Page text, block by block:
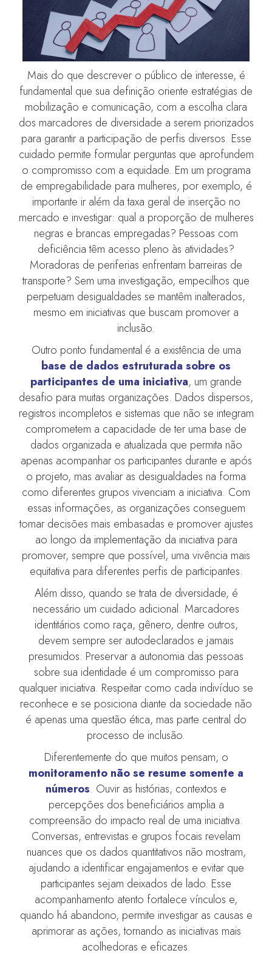
Mais do que descrever o público de interesse, é
fundamental que sua definição oriente estratégias de
mobilização e comunicação, com a escolha clara
dos marcadores de diversidade a serem priorizados
para garantir a participação de perfis diversos. Esse
cuidado permite formular perguntas que aprofundem
o compromisso com a equidade. Em um programa
de empregabilidade para mulheres, por exemplo, é
importante ir além da taxa geral de inserção no
mercado e investigar: qual a proporção de mulheres
negras e brancas empregadas? Pessoas com
deficiência têm acesso pleno às atividades?
Moradoras de periferias enfrentam barreiras de
transporte? Sem uma investigação, empecilhos que
perpetuam desigualdades se mantêm inalterados,
mesmo em iniciativas que buscam promover a
inclusão.
Outro ponto fundamental é a existência de uma
base de dados estruturada sobre os
participantes de uma iniciativa, um grande
desafio para muitas organizações. Dados dispersos,
registros incompletos e sistemas que não se integram
comprometem a capacidade de ter uma base de
dados organizada e atualizada que permita não
apenas acompanhar os participantes durante e após
o projeto, mas avaliar as desigualdades na forma
como diferentes grupos vivenciam a iniciativa. Com
essas informações, as organizações conseguem
tomar decisões mais embasadas e promover ajustes
ao longo da implementação da iniciativa para
promover, sempre que possível, uma vivência mais
equitativa para diferentes perfis de participantes.
Além disso, quando se trata de diversidade, é
necessário um cuidado adicional. Marcadores
identitários como raça, gênero, dentre outros,
devem sempre ser autodeclarados e jamais
presumidos. Preservar a autonomia das pessoas
sobre sua identidade é um compromisso para
qualquer iniciativa. Respeitar como cada indivíduo se
reconhece e se posiciona diante da sociedade não
é apenas uma questão ética, mas parte central do
processo de inclusão.
Diferentemente do que muitos pensam, o
monitoramento não se resume somente a
números. Ouvir as histórias, contextos e
percepções dos beneficiários amplia a
compreensão do impacto real de uma iniciativa.
Conversas, entrevistas e grupos focais revelam
nuances que os dados quantitativos não mostram,
ajudando a identificar engajamentos e evitar que
participantes sejam deixados de lado. Esse
acompanhamento atento fortalece vínculos e,
quando há abandono, permite investigar as causas e
aprimorar as ações, tornando as iniciativas mais
acolhedoras e eficazes.